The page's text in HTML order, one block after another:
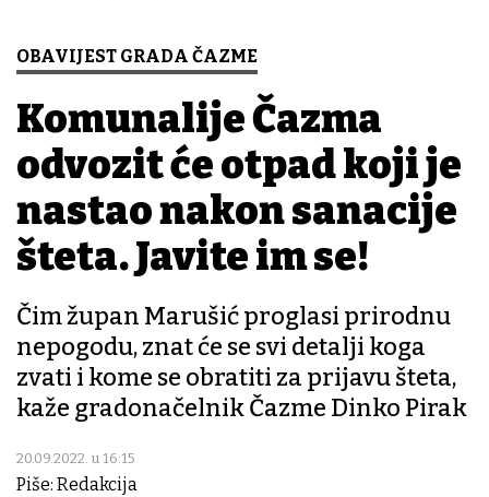
OBAVIJEST GRADA ČAZME
Komunalije Čazma
odvozit će otpad koji je
nastao nakon sanacije
šteta. Javite im se!
Čim župan Marušić proglasi prirodnu
nepogodu, znat će se svi detalji koga
zvati i kome se obratiti za prijavu šteta,
kaže gradonačelnik Čazme Dinko Pirak
20.09.2022. u 16:15
Piše: Redakcija